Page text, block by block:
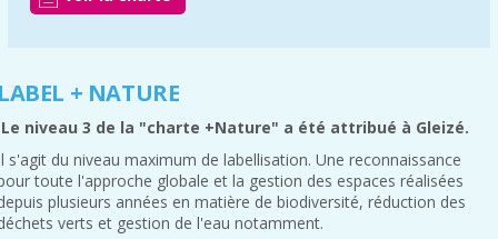
+ NATURE
niveau 3 de la "charte +Nature" a été attribué à Gleizé.
s'agit du niveau maximum de labellisation. Une reconnaissance
toute l'approche globale et la gestion des espaces réalisées
plusieurs années en matière de biodiversité, réduction des
verts et gestion de l'eau notamment.